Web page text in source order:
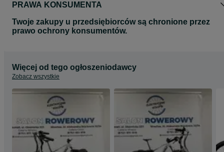
PRAWA KONSUMENTA
Twoje zakupy u przedsiębiorców są chronione przez
prawo ochrony konsumentów.
Więcej od tego ogłoszeniodawcy
Zobacz wszystkie